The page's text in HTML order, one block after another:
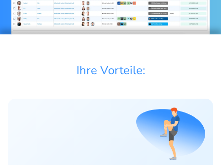
Ihre Vorteile: